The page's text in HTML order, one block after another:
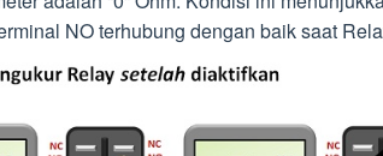
NO terhubung dengan baik saat